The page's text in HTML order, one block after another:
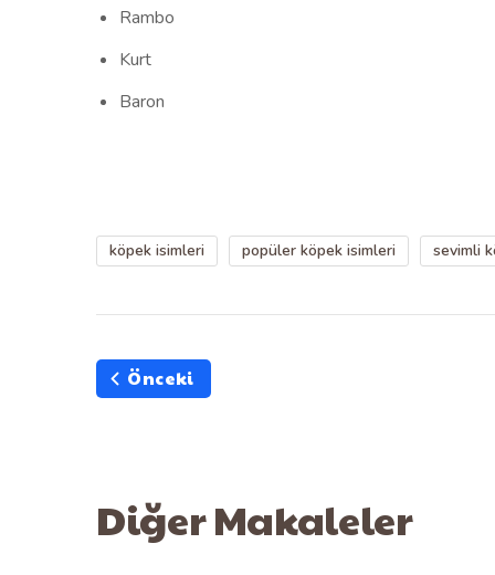
Rambo
Kurt
Baron
köpek isimleri popüler köpek isimleri sevimli
Önceki
Diğer Makaleler